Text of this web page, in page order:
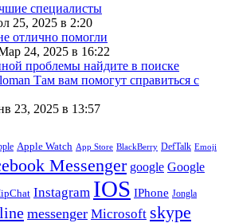
специалисты
25, 2025 в 2:20
отлично помогли
24, 2025 в 16:22
проблемы найдите в поиске
Там вам помогут справиться с
23, 2025 в 13:57
Apple Watch App Store BlackBerry DefTalk Emoji
Messenger google Google
Instagram IOS IPhone Jongla
line messenger Microsoft skype